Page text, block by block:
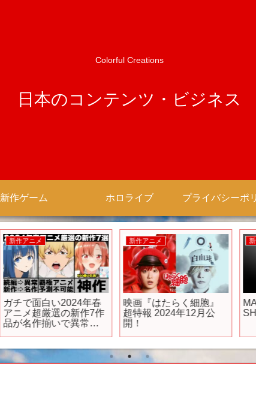
Colorful Creations
日本のコンテンツ・ビジネス
新作ゲーム ホロライブ
新作ゲーム
【新作FPS】実写で話
題のボディカム視点
FPS”Bodycam”がリリー
w』【実況者ジャンヌ】
新作ゲーム
【おすすめスマホゲー
ム】2024年3月リリース
予定 新作アプリゲーム